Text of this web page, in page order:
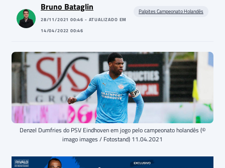
Bruno Bataglin
28/11/2021 00:46 - ATUALIZADO EM
14/04/2022 00:46
Palpites Campeonato Holandês
Denzel Dumfries do PSV Eindhoven em jogo pelo campeonato holandês (©
imago images / Fotostand) 11.04.2021